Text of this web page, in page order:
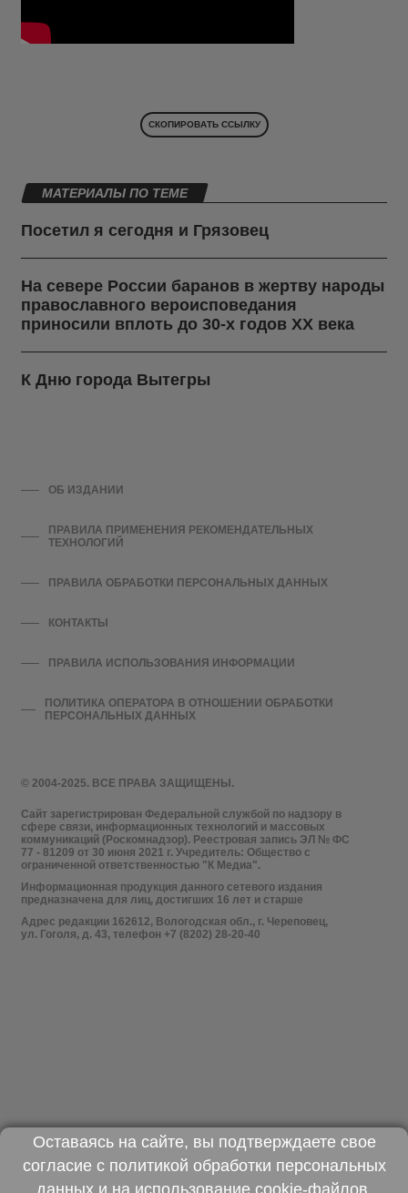
СКОПИРОВАТЬ ССЫЛКУ
МАТЕРИАЛЫ ПО ТЕМЕ
Посетил я сегодня и Грязовец
На севере России баранов в жертву народы
православного вероисповедания
приносили вплоть до 30-х годов ХХ века
К Дню города Вытегры
© 2004-2025. ВСЕ ПРАВА ЗАЩИЩЕНЫ.
Сайт зарегистрирован Федеральной службой по надзору в
сфере связи, информационных технологий и массовых
коммуникаций (Роскомнадзор). Реестровая запись ЭЛ № ФС
77 - 81209 от 30 июня 2021 г. Учредитель: Общество с
ограниченной ответственностью "К Медиа".
Информационная продукция данного сетевого издания
предназначена для лиц, достигших 16 лет и старше
Адрес редакции 162612, Вологодская обл., г. Череповец,
ул. Гоголя, д. 43, телефон +7 (8202) 28-20-40
ОБ ИЗДАНИИ
ПРАВИЛА ПРИМЕНЕНИЯ РЕКОМЕНДАТЕЛЬНЫХ
ТЕХНОЛОГИЙ
ПРАВИЛА ОБРАБОТКИ ПЕРСОНАЛЬНЫХ ДАННЫХ
КОНТАКТЫ
ПРАВИЛА ИСПОЛЬЗОВАНИЯ ИНФОРМАЦИИ
ПОЛИТИКА ОПЕРАТОРА В ОТНОШЕНИИ ОБРАБОТКИ
ПЕРСОНАЛЬНЫХ ДАННЫХ
Оставаясь на сайте, вы подтверждаете свое
согласие с политикой обработки персональных
данныхи на использование cookie-файлов